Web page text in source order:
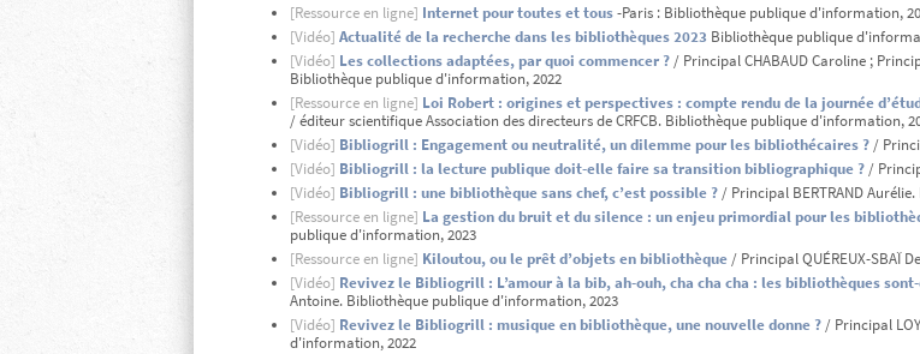
[Ressource en ligne] Internet pour toutes et tous-Paris : Bibliothèque publique d'information,
[Vidéo] Actualité de la recherche dans les bibliothèques 2023 Bibliothèque publique
[Vidéo] Les collections adaptées, par quoi commencer ?/ Principal CHABAUD Caroline ;
Bibliothèque publique d'information, 2022
[Ressource en ligne] Loi Robert : origines et perspectives : compte rendu de la journée
/ éditeur scientifique Association des directeurs de CRFCB. Bibliothèque publique d'information,
[Vidéo] Bibliogrill : Engagement ou neutralité, un dilemme pour les bibliothécaires ? /
[Vidéo] Bibliogrill : la lecture publique doit-elle faire sa transition bibliographique ?/
[Vidéo] Bibliogrill : une bibliothèque sans chef, c’est possible ?/ Principal BERTRAND
[Ressource en ligne] La gestion du bruit et du silence : un enjeu primordial pour les
publique d'information, 2023
[Ressource en ligne] Kiloutou, ou le prêt d’objets en bibliothèque/ Principal QUÉREUX-SBAÏ
[Vidéo] Revivez le Bibliogrill : L’amour à la bib, ah-ouh, cha cha cha : les bibliothèques
Antoine. Bibliothèque publique d'information, 2023
[Vidéo] Revivez le Bibliogrill : musique en bibliothèque, une nouvelle donne ?/ Principal
d'information, 2022